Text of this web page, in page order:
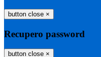
button close ×
Recupero password
button close ×